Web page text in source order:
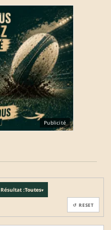
Publicité
Résultat :Toutes▾
↺ RESET